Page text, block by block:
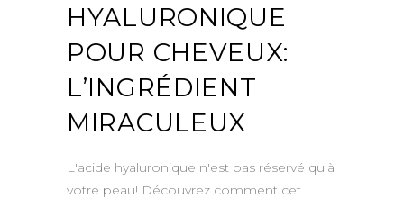
HYALURONIQUE
POUR CHEVEUX:
L’INGRÉDIENT
MIRACULEUX
L'acide hyaluronique n'est pas réservé qu'à
votre peau! Découvrez comment cet